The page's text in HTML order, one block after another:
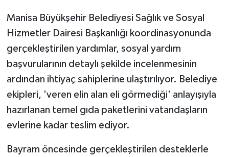
Manisa Büyükşehir Belediyesi Sağlık ve Sosyal
Hizmetler Dairesi Başkanlığı koordinasyonunda
gerçekleştirilen yardımlar, sosyal yardım
başvurularının detaylı şekilde incelenmesinin
ardından ihtiyaç sahiplerine ulaştırılıyor. Belediye
ekipleri, 'veren elin alan eli görmediği' anlayışıyla
hazırlanan temel gıda paketlerini vatandaşların
evlerine kadar teslim ediyor.
Bayram öncesinde gerçekleştirilen desteklerle